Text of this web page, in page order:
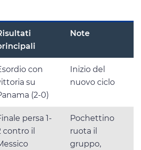
Note
con
su
(2-0)
Inizio del
nuovo ciclo
persa 1-
contro il
Pochettino
ruota il
gruppo,